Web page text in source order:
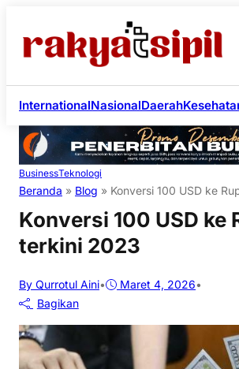
InternationalNasionalDaerah
BusinessTeknologi
Beranda » Blog » Konversi 100 USD ke
Konversi 100 USD ke
terkini 2023
By Qurrotul Aini• Maret 4, 2026•
Bagikan